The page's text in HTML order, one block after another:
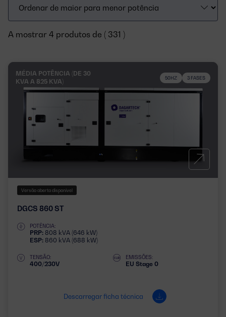
A mostrar 4 produtos de ( 331 )
MÉDIA POTÊNCIA (DE 30
KVA A 825 KVA)
50HZ 3 FASES
Versão aberta disponível
DGCS 860 ST
POTÊNCIA:
PRP: 808 kVA (646 kW)
ESP: 860 kVA (688 kW)
TENSÃO:
400/230V
EMISSÕES:
EU Stage 0
Descarregar ficha técnica